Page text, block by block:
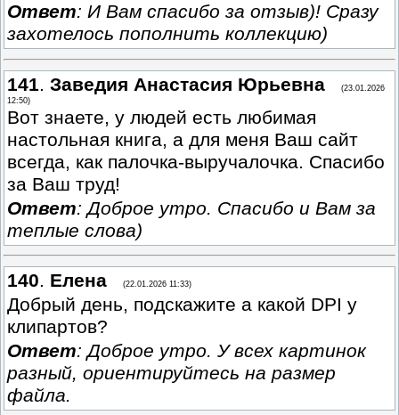
Ответ: И Вам спасибо за отзыв)! Сразу
захотелось пополнить коллекцию)
141. Заведия Анастасия Юрьевна
(23.01.2026
12:50)
Вот знаете, у людей есть любимая
настольная книга, а для меня Ваш сайт
всегда, как палочка-выручалочка. Спасибо
за Ваш труд!
Ответ: Доброе утро. Спасибо и Вам за
теплые слова)
140. Елена (22.01.2026 11:33)
Добрый день, подскажите а какой DPI у
клипартов?
Ответ: Доброе утро. У всех картинок
разный, ориентируйтесь на размер
файла.